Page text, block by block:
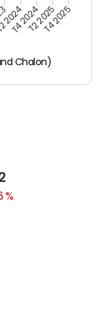
Chalon)
2024
T4 2024T2 2025T4 2025
%